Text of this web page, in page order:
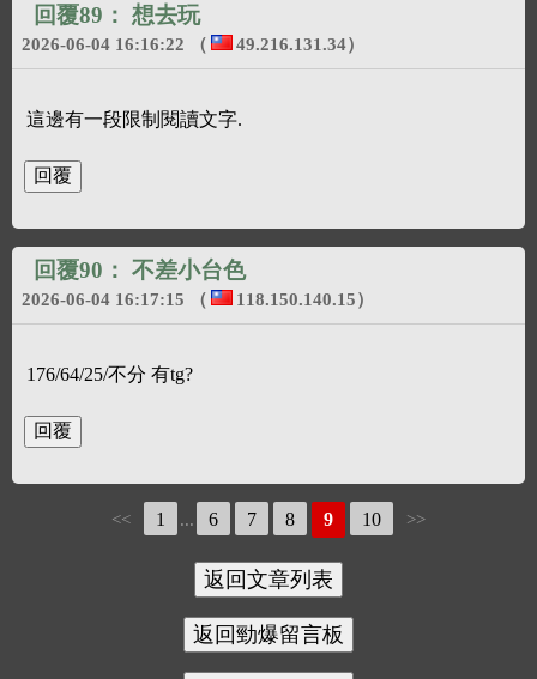
回覆89： 想去玩
2026-06-04 16:16:22 （ 49.216.131.34）
這邊有一段限制閱讀文字.
回覆90： 不差小台色
2026-06-04 16:17:15 （ 118.150.140.15）
176/64/25/不分 有tg?
<< 1 ... 6 7 8 9 10 >>